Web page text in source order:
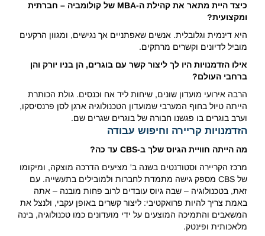
כיצד היית מתאר את קהילת ה-MBA של קולומביה – חברתית
ומקצועית?
היא דינמית וגלובלית. אנשים שאפתניים אך נגישים, ומגוון הרקעים
מוביל לדיונים וקשרים מרתקים.
אילו הזדמנויות היו לך ליצור קשר עם בוגרים, הן בניו יורק והן
ברחבי העולם?
הרבה אירועי מועדון שונים, שיחות ליד אח וכנסים. גולת הכותרת
הייתה טיול בחוף המערבי שמועדון הטכנולוגיה ארגן לסן פרנסיסקו,
וערב בוגרים בו פגשנו חבורה של בוגרים שגרים שם.
הזדמנויות קריירה וחיפוש עבודה
מה הייתה חוויית הגיוס שלך ב-CBS עד כה?
מרכז הקריירה וסטודנטים בשנה ב' מציעים הדרכה מוצקה, ומיקומו
של CBS מספק גישה מתמדת לחברות ולמובילים בתעשייה. עם
זאת, בטכנולוגיה – שבה גיוס עובדים לרוב פחות מובנה – אתה
באמת צריך להיות פרואקטיבי: ליצור קשרים באופן עקבי, ולנצל את
המשאבים והתמיכה המוצעים על ידי מועדונים כמו טכנולוגיה, בינה
מלאכותית ופינטק.